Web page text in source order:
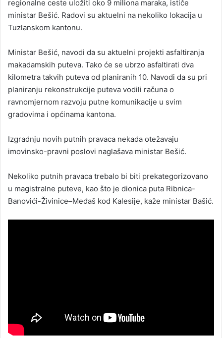
regionalne ceste uložiti oko 9 miliona maraka, ističe
ministar Bešić. Radovi su aktuelni na nekoliko lokacija u
Tuzlanskom kantonu.
Ministar Bešić, navodi da su aktuelni projekti asfaltiranja
makadamskih puteva. Tako će se ubrzo asfaltirati dva
kilometra takvih puteva od planiranih 10. Navodi da su pri
planiranju rekonstrukcije puteva vodili računa o
ravnomjernom razvoju putne komunikacije u svim
gradovima i općinama kantona.
Izgradnju novih putnih pravaca nekada otežavaju
imovinsko-pravni poslovi naglašava ministar Bešić.
Nekoliko putnih pravaca trebalo bi biti prekategorizovano
u magistralne puteve, kao što je dionica puta Ribnica-
Banovići-Živinice–Međaš kod Kalesije, kaže ministar Bašić.